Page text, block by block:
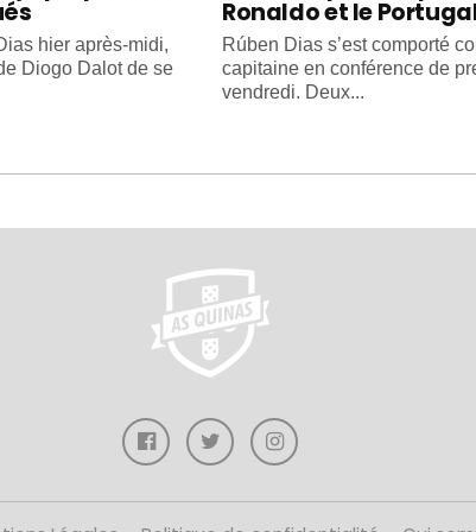
hier après-midi,
Diogo Dalot de se
Ronaldo et le
Rúben Dias s’est comporté
capitaine en conférence de
vendredi. Deux...